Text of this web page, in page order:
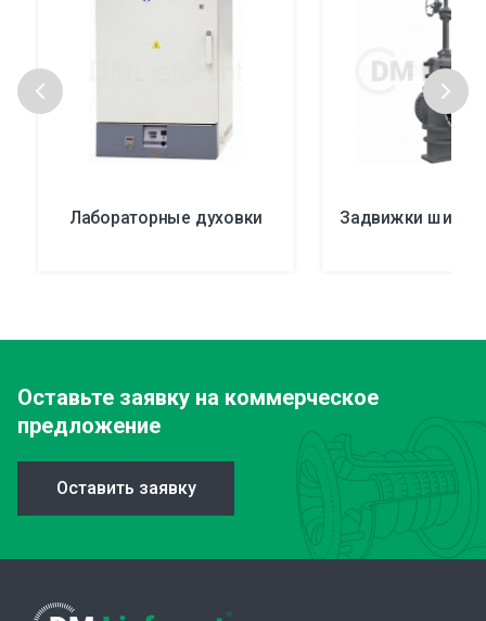
Лабораторные духовки Задвижки
Оставьте заявку на коммерческое
предложение
Оставить заявку